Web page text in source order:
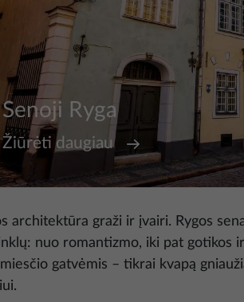
Senoji Ryga
Žiūrėti daugiau
architektūra graži ir įvairi. Rygos
nuo romantizmo, iki pat gotikos
gatvėmis – tikrai kvapą